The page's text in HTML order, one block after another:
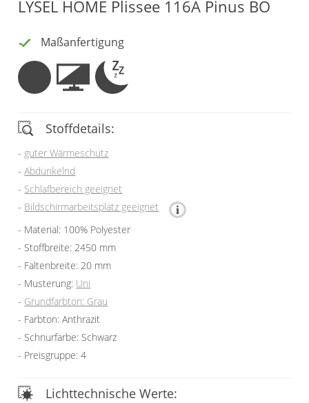
Ösenschals
Tischdecke
Fensterbilder
Stoffe
Panneaux
LYSEL HOME Plissee 116A Pinus BO
Maßanfertigung
Stoffdetails:
guter Wärmeschutz
Abdunkelnd
Schlafbereich geeignet
Bildschirmarbeitsplatz geeignet
Material: 100% Polyester
Stoffbreite: 2450 mm
Faltenbreite: 20 mm
Musterung: Uni
Grundfarbton: Grau
Farbton: Anthrazit
Schnurfarbe: Schwarz
Preisgruppe: 4
Lichttechnische Werte: